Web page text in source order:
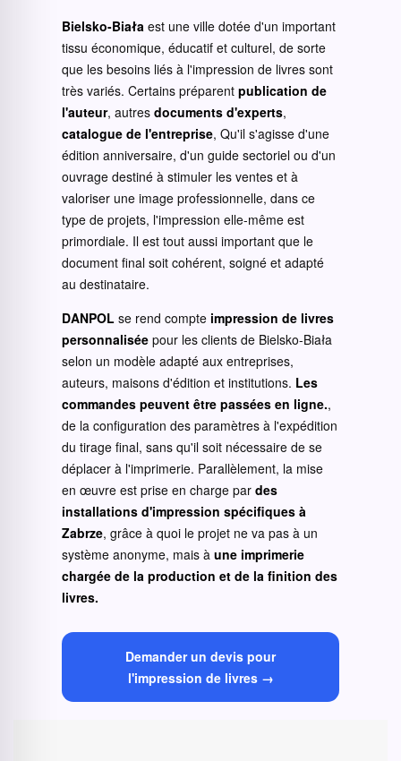
Bielsko-Biała est une ville dotée d'un important
tissu économique, éducatif et culturel, de sorte
que les besoins liés à l'impression de livres sont
très variés. Certains préparent publication de
l'auteur, autres documents d'experts,
catalogue de l'entreprise, Qu'il s'agisse d'une
édition anniversaire, d'un guide sectoriel ou d'un
ouvrage destiné à stimuler les ventes et à
valoriser une image professionnelle, dans ce
type de projets, l'impression elle-même est
primordiale. Il est tout aussi important que le
document final soit cohérent, soigné et adapté
au destinataire.
DANPOL se rend compte impression de livres
personnalisée pour les clients de Bielsko-Biała
selon un modèle adapté aux entreprises,
auteurs, maisons d'édition et institutions. Les
commandes peuvent être passées en ligne.,
de la configuration des paramètres à l'expédition
du tirage final, sans qu'il soit nécessaire de se
déplacer à l'imprimerie. Parallèlement, la mise
en œuvre est prise en charge par des
installations d'impression spécifiques à
Zabrze, grâce à quoi le projet ne va pas à un
système anonyme, mais à une imprimerie
chargée de la production et de la finition des
livres.
Demander un devis pour
l'impression de livres →